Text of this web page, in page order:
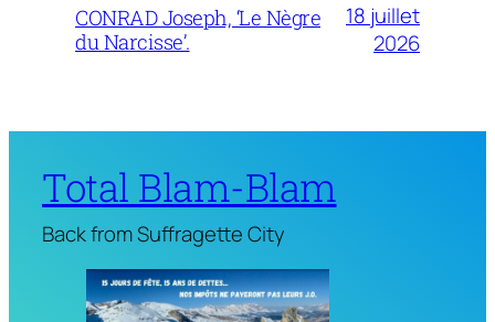
CONRAD Joseph, ‘Le Nègre
du Narcisse’.
18 juillet
2026
Total Blam-Blam
Back from Suffragette City